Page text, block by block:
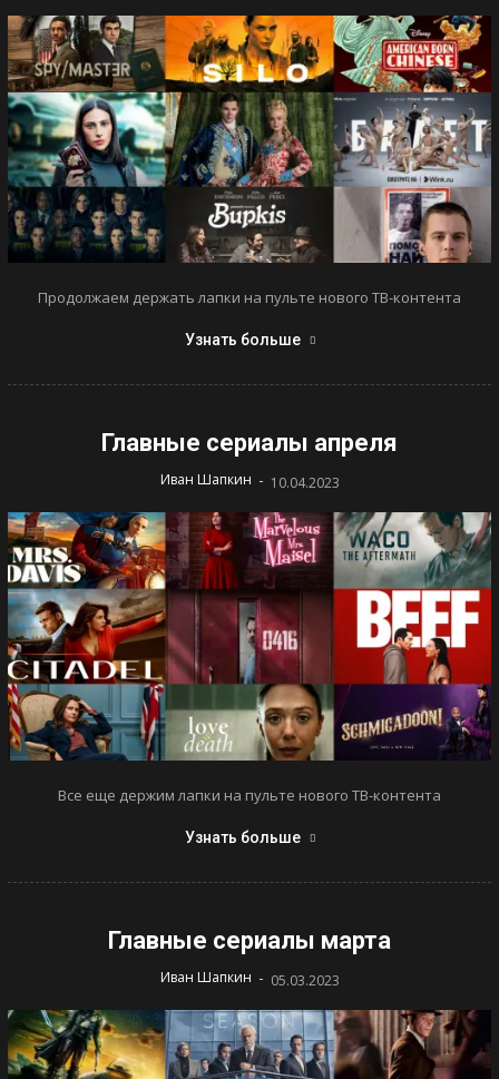
Продолжаем держать лапки на пульте нового ТВ-контента
Узнать больше
Главные сериалы апреля
Иван Шапкин - 10.04.2023
Все еще держим лапки на пульте нового ТВ-контента
Узнать больше
Главные сериалы марта
Иван Шапкин - 05.03.2023